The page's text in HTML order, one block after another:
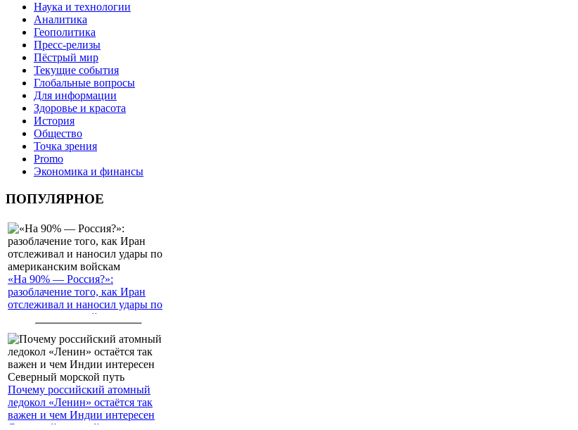
Наука и технологии
Аналитика
Геополитика
Пресс-релизы
Пёстрый мир
Текущие события
Глобальные вопросы
Для информации
Здоровье и красота
История
Общество
Точка зрения
Promo
Экономика и финансы
ПОПУЛЯРНОЕ
«На 90% — Россия?»:
разоблачение того, как Иран
отслеживал и наносил удары по
американским войскам
Почему российский атомный
ледокол «Ленин» остаётся так
важен и чем Индии интересен
Северный морской путь